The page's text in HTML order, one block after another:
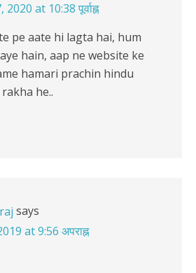
2020 at 10:38 पूर्वाह्न
pe aate hi lagta hai, hum
hain, aap ne website ke
hamari prachin hindu
he..
says
at 9:56 अपराह्न